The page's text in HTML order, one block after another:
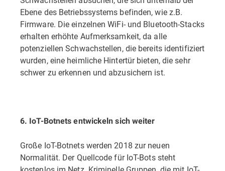
Ebene des Betriebssystems befinden, wie z.B.
Firmware. Die einzelnen WiFi- und Bluetooth-Stacks
erhalten erhöhte Aufmerksamkeit, da alle
potenziellen Schwachstellen, die bereits identifiziert
wurden, eine heimliche Hintertür bieten, die sehr
schwer zu erkennen und abzusichern ist.
6. IoT-Botnets entwickeln sich weiter
Große IoT-Botnets werden 2018 zur neuen
Normalität. Der Quellcode für IoT-Bots steht